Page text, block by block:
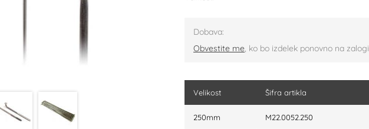
Dobava:
Obvestite me, ko bo izdelek ponovno na zalogi
Velikost Šifra artikla
250mm M22.0052.250